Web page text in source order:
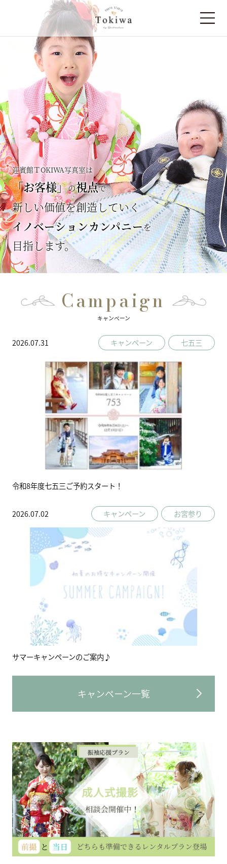
迎賓館ＴOKIWA写真室は
「お客様」の視点で
新しい価値を創造していく
イノベーションカンパニーを
目指します。
Campaign
キャンペーン
2026.07.31 キャンペーン 七五三
令和8年度七五三ご予約スタート！
2026.07.02 キャンペーン お宮参り
サマーキャンペーンのご案内♪
キャンペーン一覧